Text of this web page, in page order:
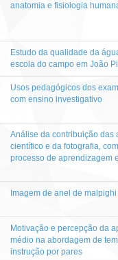
anatomia e fisiologia
Estudo da qualidade da
escola do campo em João
Usos pedagógicos dos
com ensino investigativo
Análise da contribuição das
científico e da fotografia,
processo de aprendizagem
Imagem de anel de
Motivação e percepção da
médio na abordagem de
instrução por pares